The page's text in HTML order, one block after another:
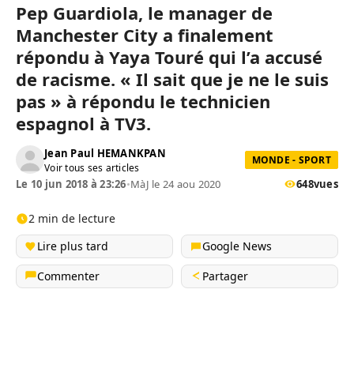
Pep Guardiola, le manager de
Manchester City a finalement
répondu à Yaya Touré qui l’a accusé
de racisme. « Il sait que je ne le suis
pas » à répondu le technicien
espagnol à TV3.
Jean Paul HEMANKPAN
Voir tous ses articles
MONDE - SPORT
Le 10 jun 2018 à 23:26•MàJ le 24 aou 2020 648vues
2 min de lecture
Lire plus tard
Google News
Commenter
Partager